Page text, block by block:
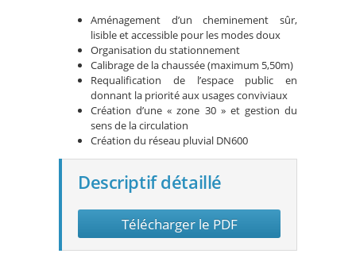
Aménagement d’un cheminement sûr,
lisible et accessible pour les modes doux
Organisation du stationnement
Calibrage de la chaussée (maximum 5,50m)
Requalification de l’espace public en
donnant la priorité aux usages conviviaux
Création d’une « zone 30 » et gestion du
sens de la circulation
Création du réseau pluvial DN600
Descriptif détaillé
Télécharger le PDF